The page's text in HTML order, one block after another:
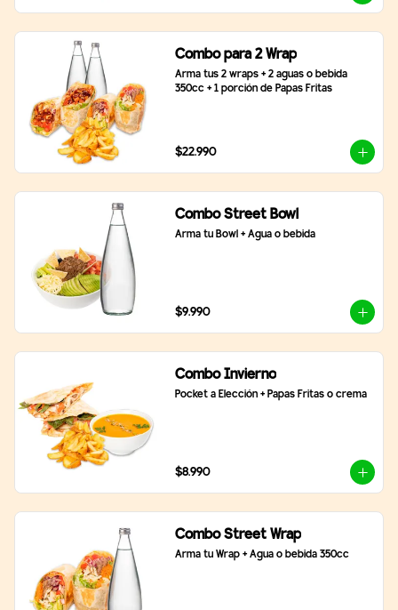
Combo para 2 Wrap
Arma tus 2 wraps + 2 aguas o bebida
350cc + 1 porción de Papas Fritas
$22.990
Combo Street Bowl
Arma tu Bowl + Agua o bebida
$9.990
Combo Invierno
Pocket a Elección + Papas Fritas o crema
$8.990
Combo Street Wrap
Arma tu Wrap + Agua o bebida 350cc